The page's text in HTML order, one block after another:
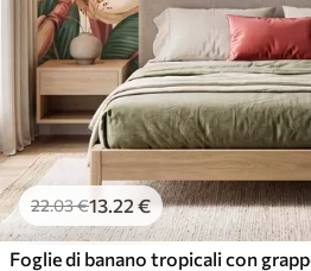
22.03€13.22 €